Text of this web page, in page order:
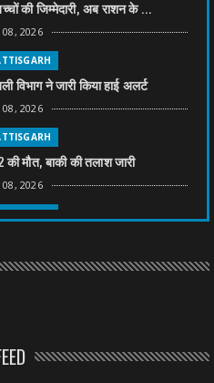
की जिम्मेदारी, अब राशन के ...
08, 2026
विभाग ने जारी किया हाई अलर्ट
08, 2026
मौत, बाकी की तलाश जारी
08, 2026
08, 2026